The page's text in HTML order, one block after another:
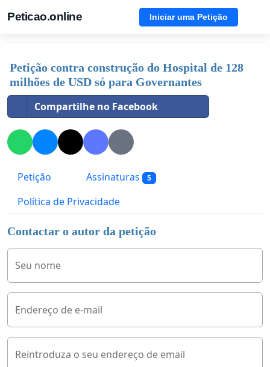
Peticao.online Iniciar uma Petição
Petição contra construção do Hospital de 128
milhões de USD só para Governantes
Compartilhe no Facebook
Petição Assinaturas 5
Política de Privacidade
Contactar o autor da petição
Seu nome
Endereço de e-mail
Reintroduza o seu endereço de email